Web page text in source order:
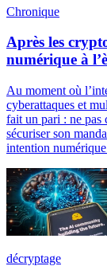
Chronique
Après les
numérique à
Au moment où
cyberattaques et
fait un pari : ne pas
sécuriser son
intention
décryptage